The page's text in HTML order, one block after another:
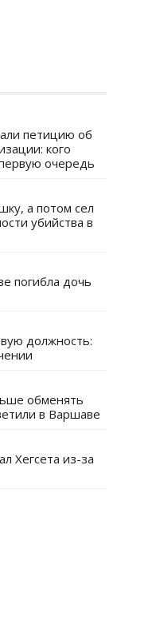
петицию об
кого
очередь
а потом сел
убийства в
погибла дочь
должность:
обменять
в Варшаве
Хегсета из-за